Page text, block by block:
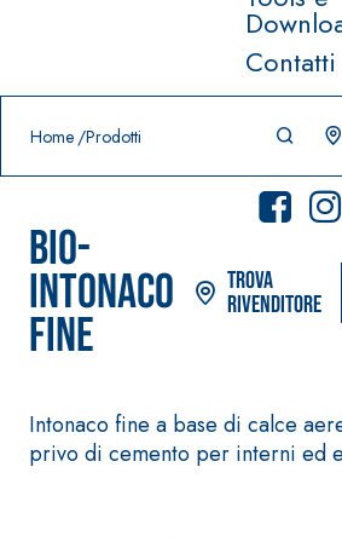
Contatti
Home Prodotti
BIO-
INTONACO
FINE
Trova
rivenditore
Intonaco fine a base di calce
privo di cemento per interni ed
Prodotti in primo piano
RIVESTIMENTI
AQUA
ZIP ®IMPERMEABILIZZA